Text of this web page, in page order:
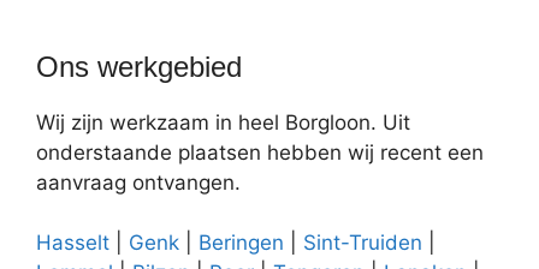
Ons werkgebied
Wij zijn werkzaam in heel Borgloon. Uit
onderstaande plaatsen hebben wij recent een
aanvraag ontvangen.
Hasselt Genk Beringen Sint-Truiden